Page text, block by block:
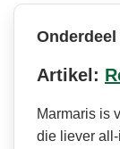
Artikel:
Marmaris is
die liever